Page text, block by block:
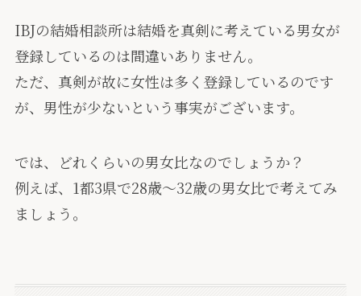
IBJの結婚相談所は結婚を真剣に考えている男女が
登録しているのは間違いありません。
ただ、真剣が故に女性は多く登録しているのです
が、男性が少ないという事実がございます。
では、どれくらいの男女比なのでしょうか？
例えば、1都3県で28歳〜32歳の男女比で考えてみ
ましょう。